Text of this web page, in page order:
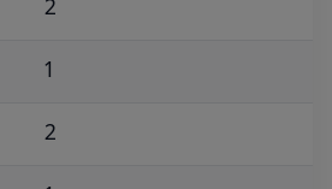
2
1
2